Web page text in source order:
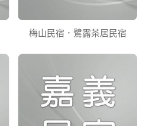
梅山民宿．鷺露茶居民宿